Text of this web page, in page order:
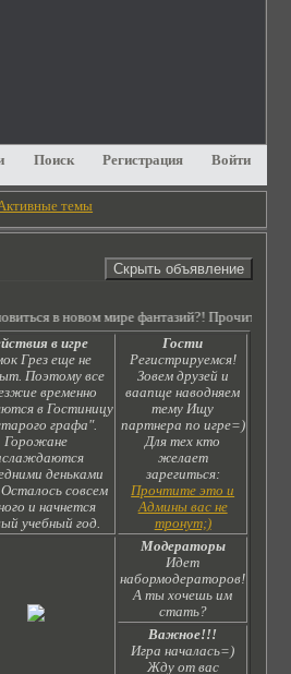
Поиск Регистрация Войти
темы
в новом мире фантазий?! Прочитай
в игре
Грез еще не
Поэтому все
временно
в Гостиницу
графа".
Горожане
деньками
совсем
и начнется
учебный год.
Гости
Регистрируемся!
Зовем друзей и
ваапще наводняем
тему Ищу
партнера по игре=)
Для тех кто
желает
зарегиться:
Прочтите это и
Админы вас не
тронут;)
Модераторы
Идет
набормодераторов!
А ты хочешь им
стать?
Важное!!!
Игра началась=)
Жду от вас